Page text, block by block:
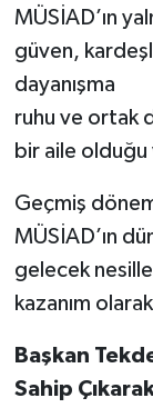
MÜSİAD’ın
güven,
dayanışma
ruhu ve ortak
bir aile olduğu
Geçmiş
MÜSİAD’ın
gelecek
kazanım
Başkan
Sahip